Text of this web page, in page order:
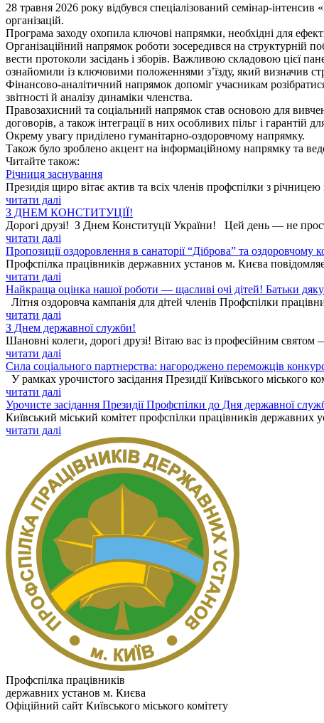
28 травня 2026 року відбувся спеціалізований семінар-
організацій.
Програма заходу охопила ключові напрямки, необхідні для
Організаційний напрямок роботи зосередився на структурній
вести протоколи засідань і зборів. Важливою складовою цієї
ознайомили із ключовими положеннями з’їзду, який визначив
Фінансово-аналітичний напрямок допоміг учасникам
звітності й аналізу динаміки членства.
Правозахисний та соціальний напрямок став основою для
договорів, а також інтеграції в них особливих пільг і гарантій
Окрему увагу приділено гуманітарно-оздоровчому напрямку.
Також було зроблено акцент на інформаційному напрямку та
Читайте також:
Річниця заснування
Президія щиро вітає актив та всіх членів профспілки з
читати далі
З ДНЕМ КОНСТИТУЦІЇ!
Дорогі друзі! З Днем Конституції України! Цей день — не
читати далі
Пропозиції оздоровлення в санаторії “Діброва” та оздоровчому
Профспілка працівників державних установ м. Києва
читати далі
Найкраща оцінка нашої роботи — щасливі очі дітей! Батьки
Літня оздоровча кампанія для дітей членів Профспілки
читати далі
З Днем державної служби!
Шановні колеги, дорогі друзі! Вітаю вас із професійним
читати далі
Сила соціального партнерства: нагороджено переможців
У рамках урочистого засідання Президії Київського міського
читати далі
Урочисте засідання Президії Профспілки до Дня державної
Київський міський комітет профспілки працівників державних
читати далі
Профспілка працівників
державних установ м. Києва
Офіційний сайт Київського міського комітету